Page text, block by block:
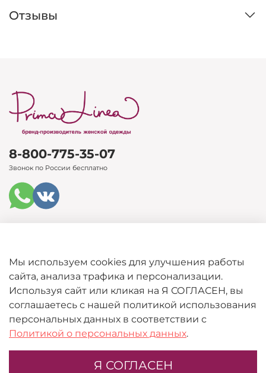
Отзывы
Покупателям
Информация
8-800-775-35-07
Звонок по России бесплатно
Мы используем cookies для улучшения работы
сайта, анализа трафика и персонализации.
Используя сайт или кликая на Я СОГЛАСЕН, вы
соглашаетесь с нашей политикой использования
персональных данных в соответствии с
Политикой о персональных данных.
Я СОГЛАСЕН